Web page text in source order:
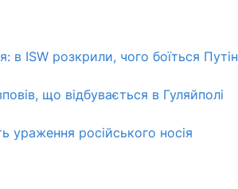
в ISW розкрили, чого боїться Путін
що відбувається в Гуляйполі
ураження російського носія